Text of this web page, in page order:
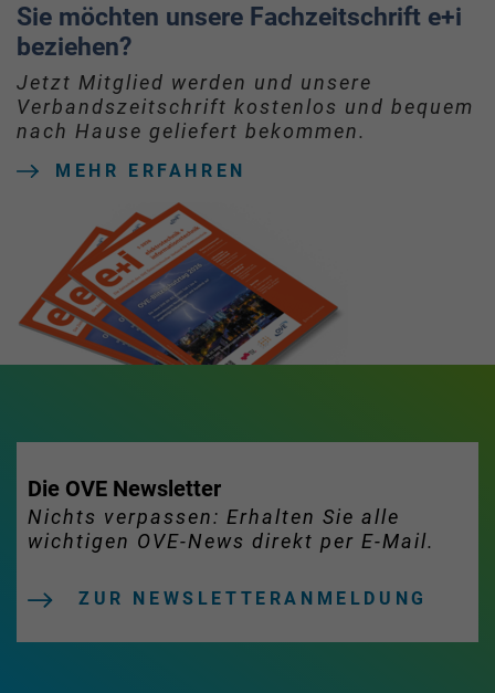
Sie möchten unsere Fachzeitschrift e+i
beziehen?
Jetzt Mitglied werden und unsere
Verbandszeitschrift kostenlos und bequem
nach Hause geliefert bekommen.
MEHR ERFAHREN
Die OVE Newsletter
Nichts verpassen: Erhalten Sie alle
wichtigen OVE-News direkt per E-Mail.
ZUR NEWSLETTERANMELDUNG